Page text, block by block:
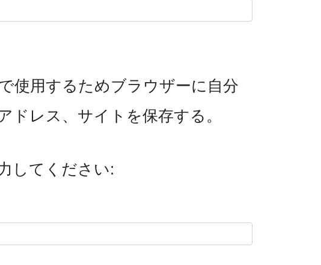
使用するためブラウザーに自分
ドレス、サイトを保存する。
してください: